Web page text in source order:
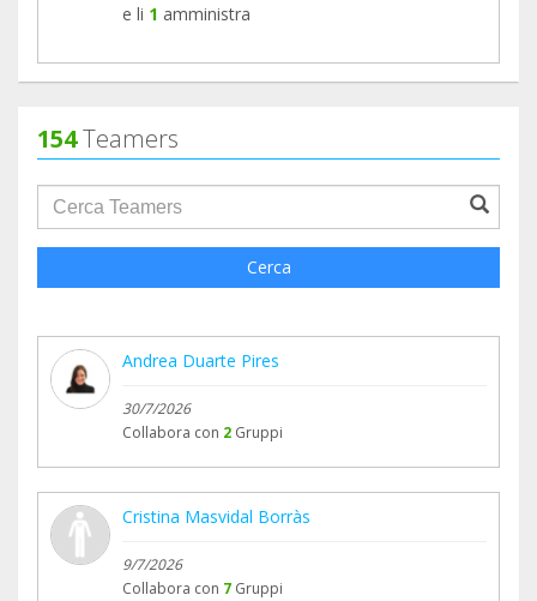
e li 1 amministra
154Teamers
groupProfile.searchForm.search.text???
Cerca
Andrea Duarte Pires
30/7/2026
Collabora con 2 Gruppi
Cristina Masvidal Borràs
9/7/2026
Collabora con 7 Gruppi